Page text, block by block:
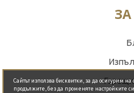
Сайтът използва бисквитки, за да осигурим
продължите, без да променяте настройките